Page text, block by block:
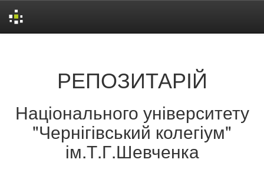
РЕПОЗИТАРІЙ
Національного університету
"Чернігівський колегіум"
ім.Т.Г.Шевченка